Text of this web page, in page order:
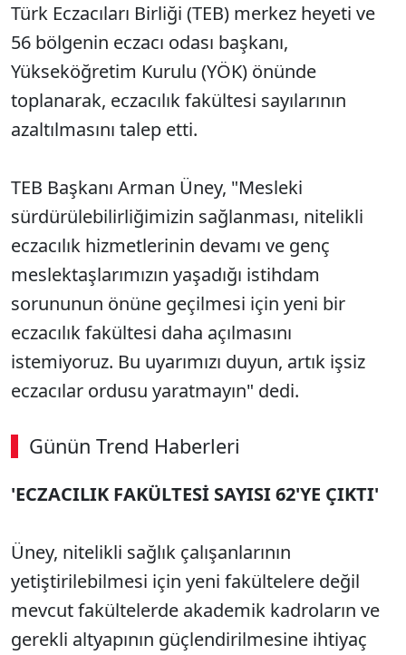
Türk Eczacıları Birliği (TEB) merkez heyeti ve
56 bölgenin eczacı odası başkanı,
Yükseköğretim Kurulu (YÖK) önünde
toplanarak, eczacılık fakültesi sayılarının
azaltılmasını talep etti.
TEB Başkanı Arman Üney, "Mesleki
sürdürülebilirliğimizin sağlanması, nitelikli
eczacılık hizmetlerinin devamı ve genç
meslektaşlarımızın yaşadığı istihdam
sorununun önüne geçilmesi için yeni bir
eczacılık fakültesi daha açılmasını
istemiyoruz. Bu uyarımızı duyun, artık işsiz
eczacılar ordusu yaratmayın" dedi.
Günün Trend Haberleri
'ECZACILIK FAKÜLTESİ SAYISI 62'YE ÇIKTI'
Üney, nitelikli sağlık çalışanlarının
yetiştirilebilmesi için yeni fakültelere değil
mevcut fakültelerde akademik kadroların ve
gerekli altyapının güçlendirilmesine ihtiyaç